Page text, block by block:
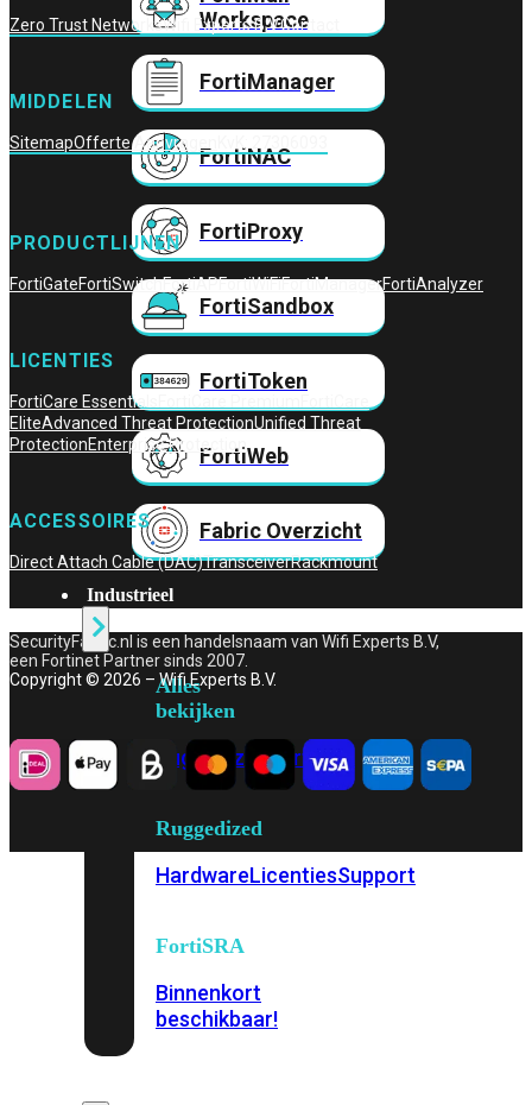
Workspace
FortiManager
FortiNAC
FortiProxy
FortiSandbox
FortiToken
FortiWeb
Fabric Overzicht
Industrieel
Alles
bekijken
RuggedizedFortiSRA
Ruggedized
HardwareLicentiesSupport
FortiSRA
Binnenkort
beschikbaar!
Zero Trust NetworksWifi Experts B.V.Contact
MIDDELEN
SitemapOfferte Aanvragen
PRODUCTLIJNEN
FortiGateFortiSwitchFortiAPFortiWiFiFortiManagerFortiAnalyzer
LICENTIES
FortiCare Essentials
EliteAdvanced Threat ProtectionUnified Threat
ProtectionEnterprise Protection
ACCESSOIRES
Direct Attach Cable (DAC)TransceiverRackmount
SecurityFabric.nl is een handelsnaam van Wifi Experts B.V,
een Fortinet Partner sinds 2007.
Copyright © 2026 – Wifi Experts B.V.